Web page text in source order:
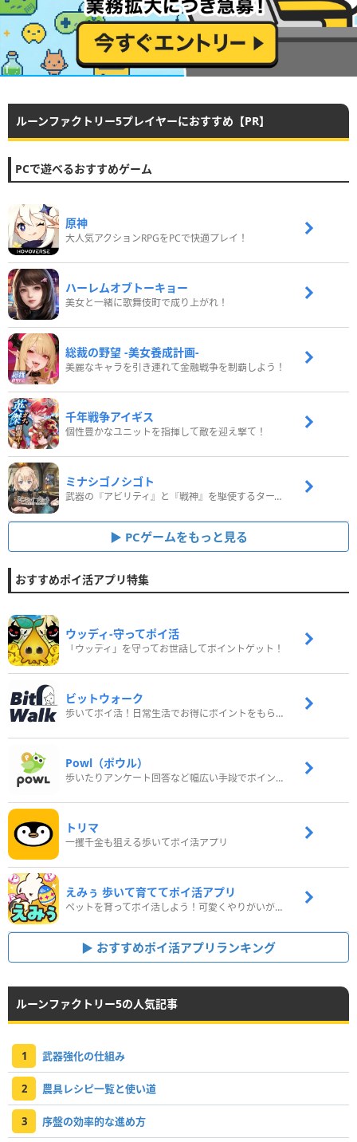
ルーンファクトリー5プレイヤーにおすすめ【PR】
PCで遊べるおすすめゲーム
原神
大人気アクションRPGをPCで快適プレイ！
ハーレムオブトーキョー
美女と一緒に歌舞伎町で成り上がれ！
総裁の野望 -美女養成計画-
美麗なキャラを引き連れて金融戦争を制覇しよう！
千年戦争アイギス
個性豊かなユニットを指揮して敵を迎え撃て！
ミナシゴノシゴト
武器の『アビリティ』と『戦神』を駆使するターン制コマンドバトルRPG！
PCゲームをもっと見る
おすすめポイ活アプリ特集
ウッディ‐守ってポイ活
「ウッディ」を守ってお世話してポイントゲット！
ビットウォーク
歩いてポイ活！日常生活でお得にポイントをもらおう
Powl（ポウル）
歩いたりアンケート回答など幅広い手段でポイントをゲット
トリマ
一攫千金も狙える歩いてポイ活アプリ
えみぅ 歩いて育ててポイ活アプリ
ペットを育ってポイ活しよう！可愛くやりがいがある新感覚アプリ
おすすめポイ活アプリランキング
ルーンファクトリー5の人気記事
1 武器強化の仕組み
2 農具レシピ一覧と使い道
3 序盤の効率的な進め方